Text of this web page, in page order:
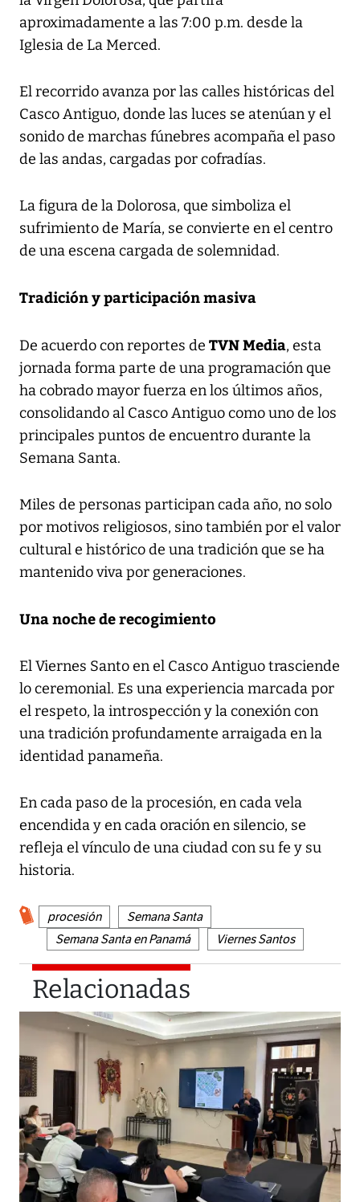
aproximadamente a las 7:00 p.m. desde la
Iglesia de La Merced.
El recorrido avanza por las calles históricas del
Casco Antiguo, donde las luces se atenúan y el
sonido de marchas fúnebres acompaña el paso
de las andas, cargadas por cofradías.
La figura de la Dolorosa, que simboliza el
sufrimiento de María, se convierte en el centro
de una escena cargada de solemnidad.
Tradición y participación masiva
De acuerdo con reportes de TVN Media, esta
jornada forma parte de una programación que
ha cobrado mayor fuerza en los últimos años,
consolidando al Casco Antiguo como uno de los
principales puntos de encuentro durante la
Semana Santa.
Miles de personas participan cada año, no solo
por motivos religiosos, sino también por el valor
cultural e histórico de una tradición que se ha
mantenido viva por generaciones.
Una noche de recogimiento
El Viernes Santo en el Casco Antiguo trasciende
lo ceremonial. Es una experiencia marcada por
el respeto, la introspección y la conexión con
una tradición profundamente arraigada en la
identidad panameña.
En cada paso de la procesión, en cada vela
encendida y en cada oración en silencio, se
refleja el vínculo de una ciudad con su fe y su
historia.
procesión
Semana Santa
Semana Santa en Panamá
Viernes Santos
Relacionadas